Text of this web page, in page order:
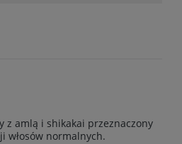
z amlą i shikakai przeznaczony
włosów normalnych.